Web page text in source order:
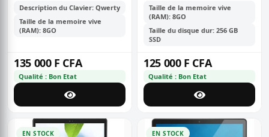
Description du Clavier: Qwerty
Taille de la memoire vive
(RAM): 8GO
135 000 F CFA
Qualité : Bon Etat
Taille de la memoire vive
(RAM): 8GO
Taille du disque dur: 256 GB
SSD
125 000 F CFA
Qualité : Bon Etat
EN STOCK EN STOCK